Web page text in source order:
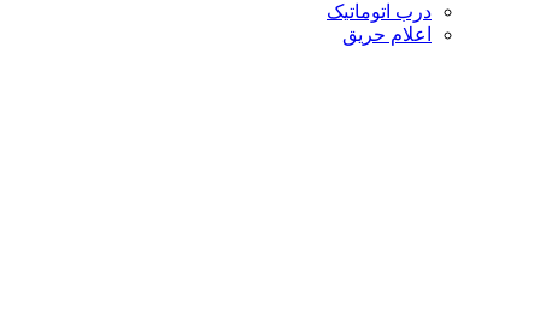
درب اتوماتیک
اعلام حریق